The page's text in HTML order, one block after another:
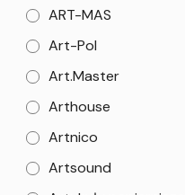
ART-MAS
Art-Pol
Art.Master
Arthouse
Artnico
Artsound